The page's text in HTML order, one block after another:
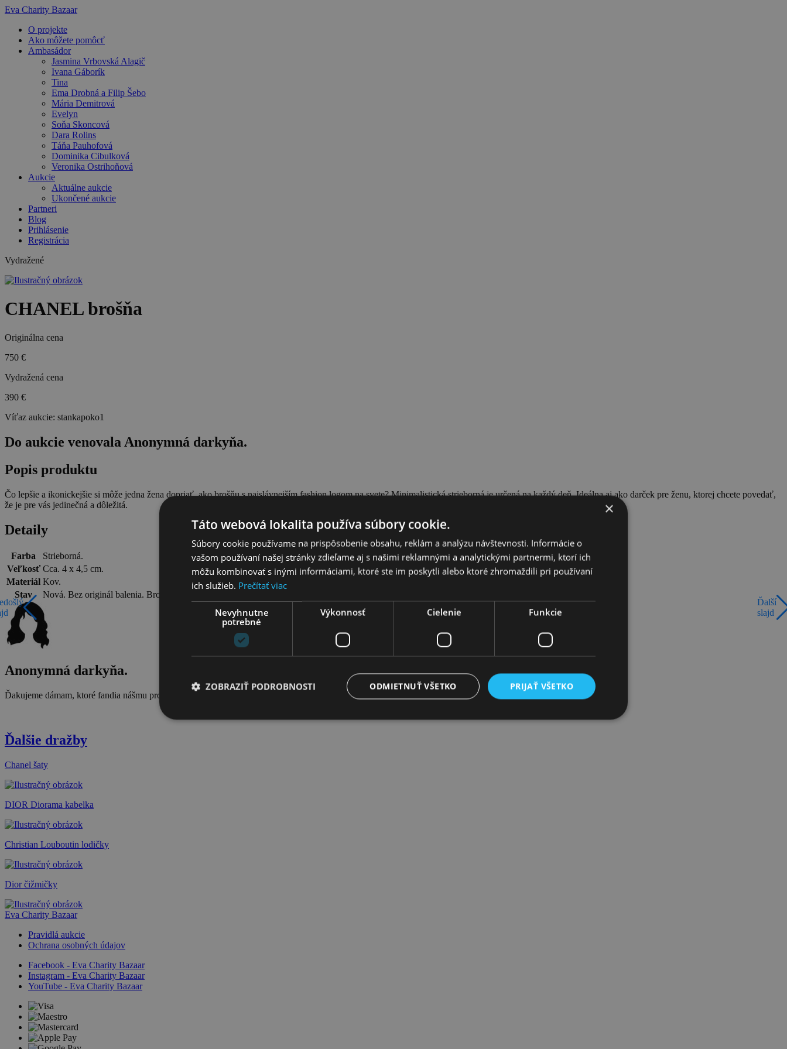
Preskočiť
obsah
Eva Charity Bazaar
O projekte
Ako môžete pomôcť
Ambasádor
Jasmina Vrbovská Alagič
Ivana Gáborík
Tina
Ema Drobná a Filip Šebo
Mária Demitrová
Evelyn
Soňa Skoncová
Dara Rolins
Táňa Pauhofová
Dominika Cibulková
Veronika Ostrihoňová
Aukcie
Aktuálne aukcie
Ukončené aukcie
Partneri
Blog
Prihlásenie
Registrácia
Vydražené
Ďalší
slajd
CHANEL brošňa
Originálna cena
750 €
Vydražená cena
390 €
Víťaz aukcie: stankapoko1
Do aukcie venovala Anonymná darkyňa.
Popis produktu
Čo lepšie a ikonickejšie si môže jedna žena dopriať, ako brošňu s najslávnejším fashion logom na svete? Minimalistická strieborná je určená na každý deň. Ideálna aj ako darček pre ženu, ktorej chcete povedať,
že je pre vás jedinečná a dôležitá.
Detaily
Farba
Strieborná.
Veľkosť Cca. 4 x 4,5 cm.
Materiál Kov.
Stav
Nová. Bez originál balenia. Brošňa je Chanel VIP gift pre klientelu, ktorá míňa zaujímavé obnosy:-)
Anonymná darkyňa.
Ďakujeme dámam, ktoré fandia nášmu projektu a podporujú ho krásnymi kúskami!
Ďalšie dražby
Chanel šaty
DIOR Diorama kabelka
Christian Louboutin lodičky
Dior čižmičky
Eva Charity Bazaar
Pravidlá aukcie
Ochrana osobných údajov
Facebook - Eva Charity Bazaar
Instagram - Eva Charity Bazaar
YouTube - Eva Charity Bazaar
×
Táto webová lokalita používa súbory cookie.
Súbory cookie používame na prispôsobenie obsahu, reklám a analýzu návštevnosti. Informácie o
vašom používaní našej stránky zdieľame aj s našimi reklamnými a analytickými partnermi, ktorí ich
môžu kombinovať s inými informáciami, ktoré ste im poskytli alebo ktoré zhromaždili pri používaní
ich služieb. Prečítať viac
Nevyhnutne
potrebné
Výkonnosť Cielenie Funkcie
PRIJAŤ VŠETKO
ODMIETNUŤ VŠETKO
ZOBRAZIŤ PODROBNOSTI